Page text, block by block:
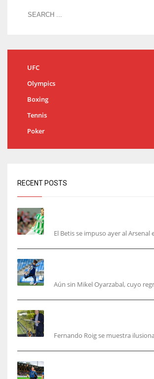
UFC
Olympics
Boxing
Tennis
Poker
RECENT POSTS
El Betis se impuso ayer al Arsenal
Aún sin Mikel Oyarzabal, cuyo
Fernando Roig se muestra